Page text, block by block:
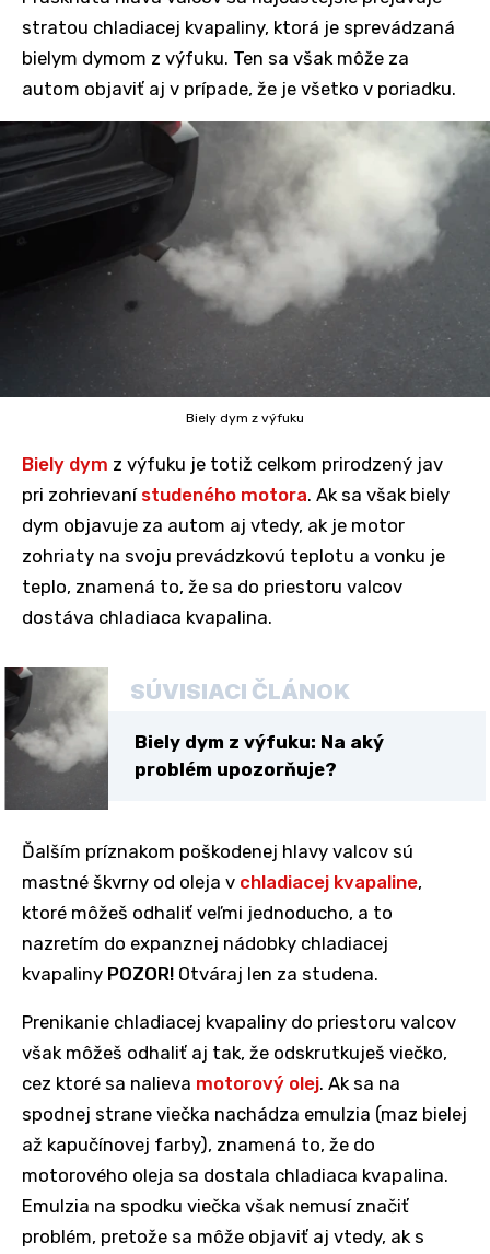
stratou chladiacej kvapaliny, ktorá je sprevádzaná
bielym dymom z výfuku. Ten sa však môže za
autom objaviť aj v prípade, že je všetko v poriadku.
Biely dym z výfuku
Biely dym z výfuku je totiž celkom prirodzený jav
pri zohrievaní studeného motora. Ak sa však biely
dym objavuje za autom aj vtedy, ak je motor
zohriaty na svoju prevádzkovú teplotu a vonku je
teplo, znamená to, že sa do priestoru valcov
dostáva chladiaca kvapalina.
SÚVISIACI ČLÁNOK
Biely dym z výfuku: Na aký
problém upozorňuje?
Ďalším príznakom poškodenej hlavy valcov sú
mastné škvrny od oleja v chladiacej kvapaline,
ktoré môžeš odhaliť veľmi jednoducho, a to
nazretím do expanznej nádobky chladiacej
kvapaliny POZOR! Otváraj len za studena.
Prenikanie chladiacej kvapaliny do priestoru valcov
však môžeš odhaliť aj tak, že odskrutkuješ viečko,
cez ktoré sa nalieva motorový olej. Ak sa na
spodnej strane viečka nachádza emulzia (maz bielej
až kapučínovej farby), znamená to, že do
motorového oleja sa dostala chladiaca kvapalina.
Emulzia na spodku viečka však nemusí značiť
problém, pretože sa môže objaviť aj vtedy, ak s